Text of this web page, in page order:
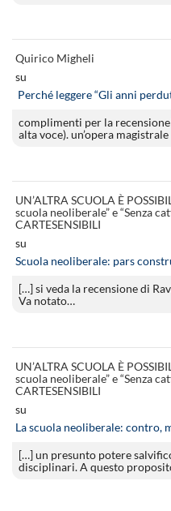
Quirico Migheli
su
Perché leggere “Gli anni
complimenti per la
alta voce). un’opera magistrale
UN’ALTRA SCUOLA È
scuola neoliberale” e “Senza
CARTESENSIBILI
su
Scuola neoliberale: pars
[…] si veda la recensione di
Va notato…
UN’ALTRA SCUOLA È
scuola neoliberale” e “Senza
CARTESENSIBILI
su
La scuola neoliberale: contro,
[…] un presunto potere
disciplinari. A questo